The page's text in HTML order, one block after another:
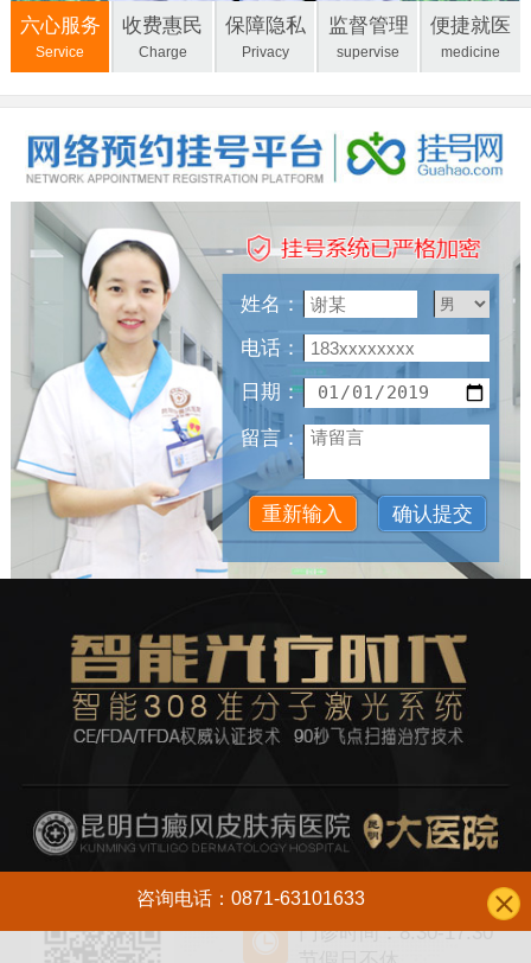
六心服务
Service
收费惠民
Charge
保障隐私
Privacy
监督管理
supervise
便捷就医
medicine
姓名：
电话：
日期：
留言：
门诊时间：8:30-17:30
咨询电话：0871-63101633